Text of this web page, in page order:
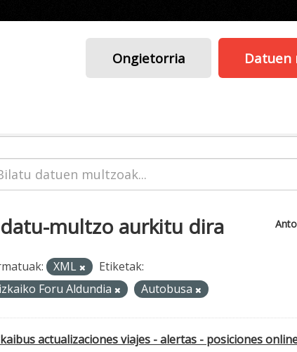
Ongietorria Datuen
multzo aurkitu dira
XML
Etiketak:
Foru Aldundia
Autobusa
actualizaciones viajes - alertas - posiciones